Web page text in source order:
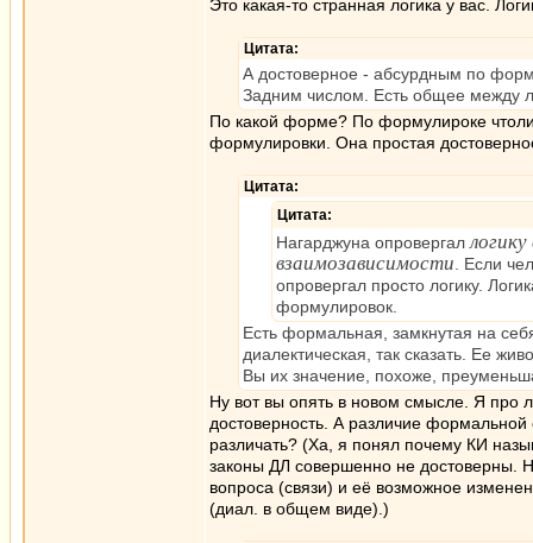
Это какая-то странная логика у вас.
Цитата:
А достоверное - абсурдным по
Задним числом. Есть общее между
По какой форме? По формулироке
формулировки. Она простая
Цитата:
Цитата:
Нагарджуна опровергал
взаимозависимости . Если
опровергал просто логику.
формулировок.
Есть формальная, замкнутая на
диалектическая, так сказать. Ее
Вы их значение, похоже,
Ну вот вы опять в новом смысле. Я про
достоверность. А различие
различать? (Ха, я понял почему КИ
законы ДЛ совершенно не достоверны.
вопроса (связи) и её возможное
(диал. в общем виде).)